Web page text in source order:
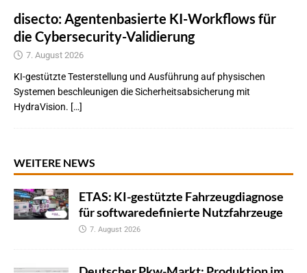
disecto: Agentenbasierte KI-Workflows für
die Cybersecurity-Validierung
7. August 2026
KI-gestützte Testerstellung und Ausführung auf physischen
Systemen beschleunigen die Sicherheitsabsicherung mit
HydraVision. […]
WEITERE NEWS
ETAS: KI-gestützte Fahrzeugdiagnose
für softwaredefinierte Nutzfahrzeuge
7. August 2026